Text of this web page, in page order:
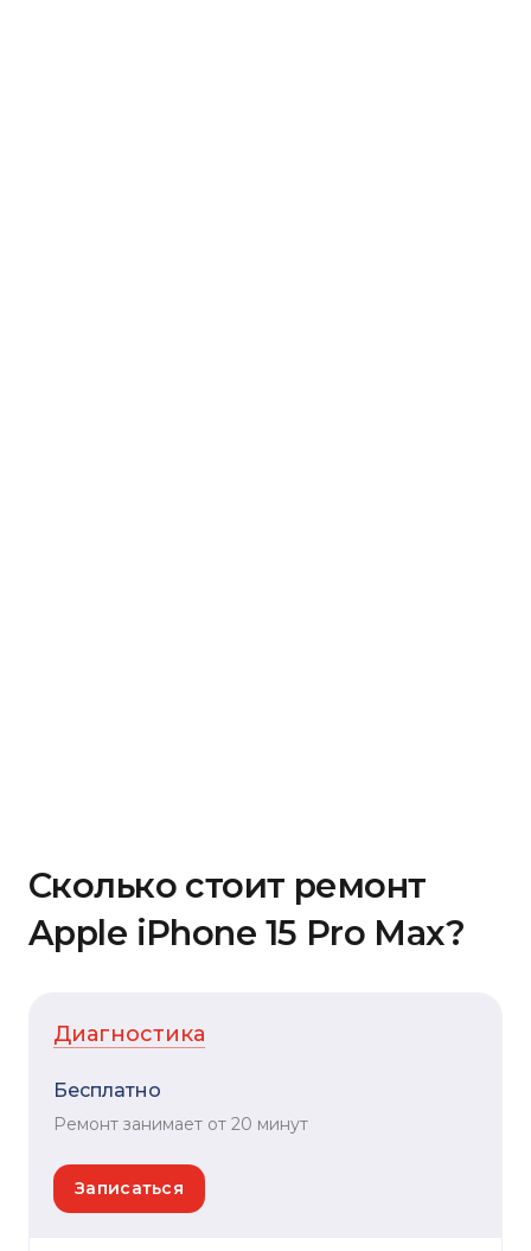
Сколько стоит ремонт
Apple iPhone 15 Pro Max?
Диагностика
Бесплатно
Ремонт занимает от 20 минут
Записаться